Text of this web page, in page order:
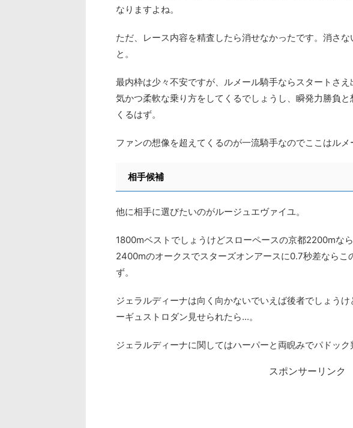
なりますよね。
ただ、レース内容を精査したら消せなかったです。消さ
と。
最内枠は少々不安ですが、ルメール騎手ならスタートさ
気かつ柔軟な乗り方をしてくるでしょうし、瞬発力勝負
くるはず。
ファンの想像を超えてくるのが一流騎手なのでここはルメ
相手候補
他に相手に選びたいのがルージュエヴァイユ。
1800mベストでしょうけどスローペースの京都2200mな
2400mのオークスでスターズオンアースに0.7秒差ならこ
ず。
ジェラルディーナは向く向かないでいえば後者でしょう
ーギュストロダン見せられたら...。
ジェラルディーナに関してはハーパーと両睨みでパドック
スポンサーリンク